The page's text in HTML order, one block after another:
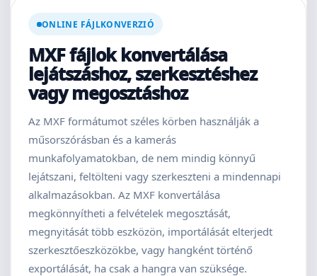
ONLINE FÁJLKONVERZIÓ
MXF fájlok konvertálása
lejátszáshoz, szerkesztéshez
vagy megosztáshoz
Az MXF formátumot széles körben használják a
műsorszórásban és a kamerás
munkafolyamatokban, de nem mindig könnyű
lejátszani, feltölteni vagy szerkeszteni a mindennapi
alkalmazásokban. Az MXF konvertálása
megkönnyítheti a felvételek megosztását,
megnyitását több eszközön, importálását elterjedt
szerkesztőeszközökbe, vagy hangként történő
exportálását, ha csak a hangra van szüksége.